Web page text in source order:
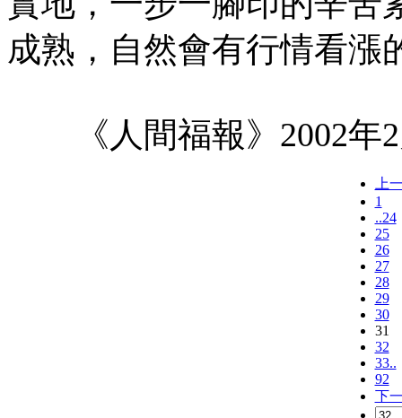
成熟，自然會有行情看漲
《人間福報》2002年2
上
1
..24
25
26
27
28
29
30
31
32
33..
92
下